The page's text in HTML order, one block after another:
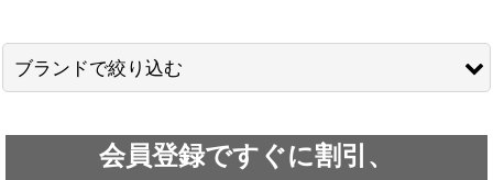
並び順
ブランドで絞り込む
会員登録ですぐに割引、